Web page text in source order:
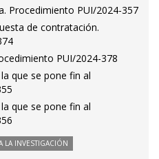
Procedimiento PUI/2024-357
de contratación.
PUI/2024-378
que se pone fin al
que se pone fin al
LA INVESTIGACIÓN